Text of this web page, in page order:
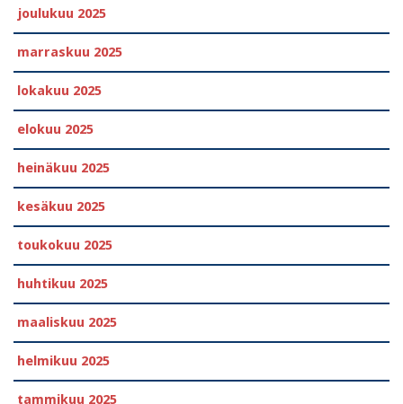
joulukuu 2025
marraskuu 2025
lokakuu 2025
elokuu 2025
heinäkuu 2025
kesäkuu 2025
toukokuu 2025
huhtikuu 2025
maaliskuu 2025
helmikuu 2025
tammikuu 2025